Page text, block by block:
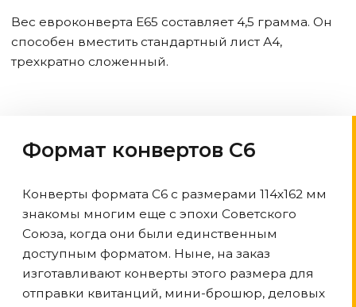
Вес евроконверта Е65 составляет 4,5 грамма. Он
способен вместить стандартный лист А4,
трехкратно сложенный.
Формат конвертов С6
Конверты формата С6 с размерами 114х162 мм
знакомы многим еще с эпохи Советского
Союза, когда они были единственным
доступным форматом. Ныне, на заказ
изготавливают конверты этого размера для
отправки квитанций, мини-брошюр, деловых